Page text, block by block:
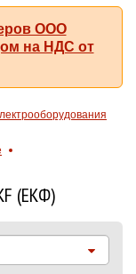
ООО
на НДС от
(ЕКФ)